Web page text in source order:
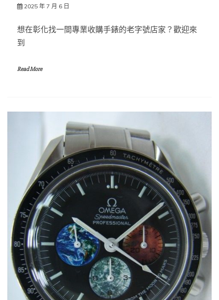
2025 年 7 月 6 日
想在彰化找一間專業收購手錶的老字號店家？歡迎來
到
Read More